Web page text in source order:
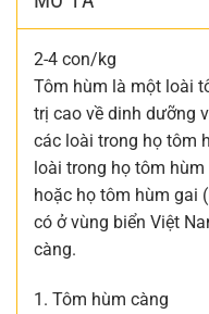
2-4 con/kg
Tôm hùm là một loài
trị cao về dinh dưỡng
các loài trong họ tôm
loài trong họ tôm
hoặc họ tôm hùm gai
có ở vùng biển Việt
càng.
1. Tôm hùm càng